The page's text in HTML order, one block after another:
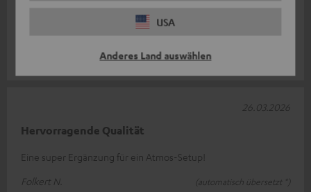
USA
Anderes Land auswählen
nächsten Schritt zur klanglichen Vervo
Hervorragende Qualität
Eine super Ergänzung für ein Atmos-Setup!
Folkert N.
(automatisch übersetzt *)
26.03.2026